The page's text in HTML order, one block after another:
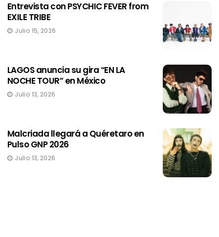
Entrevista con PSYCHIC FEVER from
EXILE TRIBE
Julio 15, 2026
LAGOS anuncia su gira “EN LA
NOCHE TOUR” en México
Julio 13, 2026
Malcriada llegará a Quéretaro en
Pulso GNP 2026
Julio 13, 2026